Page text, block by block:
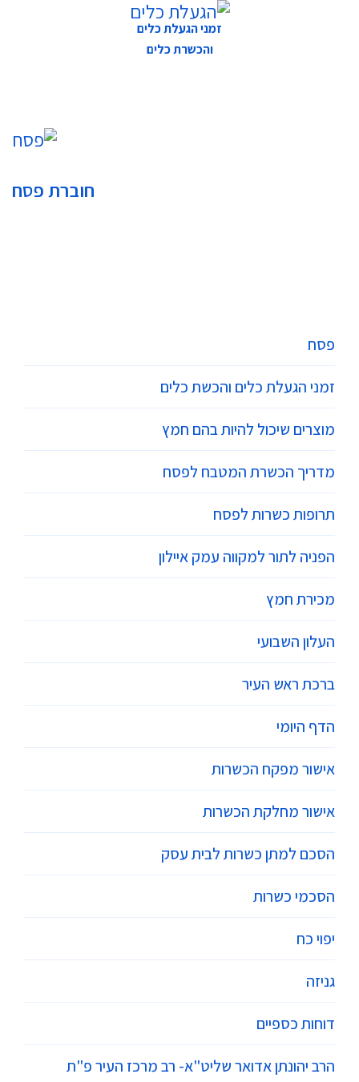
זמני הגעלת כלים
והכשרת כלים
חוברת פסח
פסח
זמני הגעלת כלים והכשת כלים
מוצרים שיכול להיות בהם חמץ
מדריך הכשרת המטבח לפסח
תרופות כשרות לפסח
הפניה לתור למקווה עמק איילון
מכירת חמץ
העלון השבועי
ברכת ראש העיר
הדף היומי
אישור מפקח הכשרות
אישור מחלקת הכשרות
הסכם למתן כשרות לבית עסק
הסכמי כשרות
יפוי כח
גניזה
דוחות כספיים
הרב יהונתן אדואר שליט"א- רב מרכז העיר פ"ת